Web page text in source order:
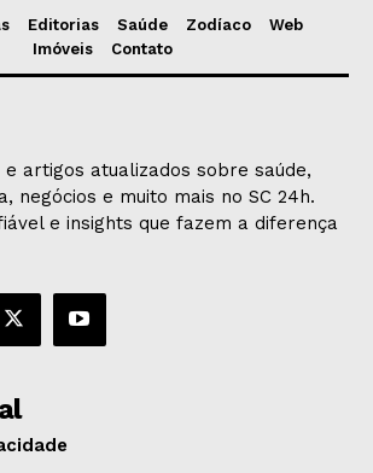
Editorias Saúde Zodíaco
Web
Imóveis
Contato
artigos atualizados sobre saúde,
negócios e muito mais no SC 24h.
e insights que fazem a diferença